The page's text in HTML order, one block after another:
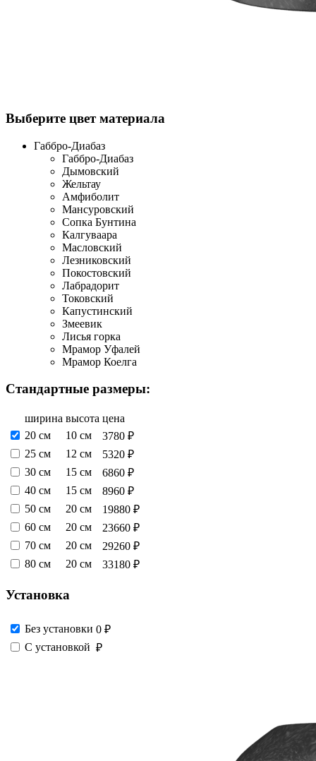
Выберите цвет материала
Габбро-Диабаз
Габбро-Диабаз
Дымовский
Жельтау
Амфиболит
Мансуровский
Сопка Бунтина
Калгуваара
Масловский
Лезниковский
Покостовский
Лабрадорит
Токовский
Капустинский
Змеевик
Лисья горка
Мрамор Уфалей
Мрамор Коелга
Стандартные размеры:
ширина высота цена
20 см
10 см
3780 ₽
25 см
12 см
5320 ₽
30 см
15 см
6860 ₽
40 см
15 см
8960 ₽
50 см
20 см
19880 ₽
60 см
20 см
23660 ₽
70 см
20 см
29260 ₽
80 см
20 см 33180 ₽
Установка
Без установки 0 ₽
С установкой ₽